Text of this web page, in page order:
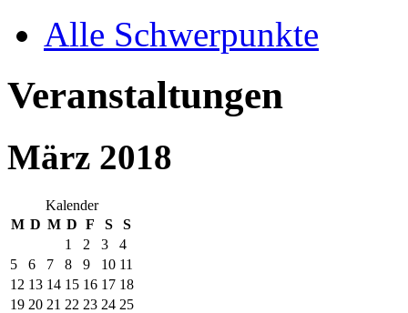
Alle Schwerpunkte
Veranstaltungen
März 2018
Kalender
M D M D F S
S
1
2 3
4
5
6 7 8 9 10 11
12 13 14 15 16 17 18
19 20 21 22 23 24 25